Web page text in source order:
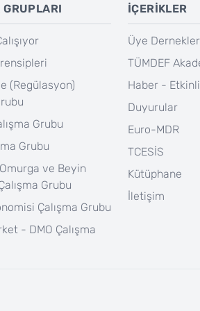
(Regülasyon)
Grubu
Grubu
ve Beyin
Grubu
Çalışma Grubu
- DMO Çalışma
İÇERİKLER
Üye
TÜMDEF
Haber -
Duyurular
Euro-MDR
TCESİS
Kütüphane
İletişim